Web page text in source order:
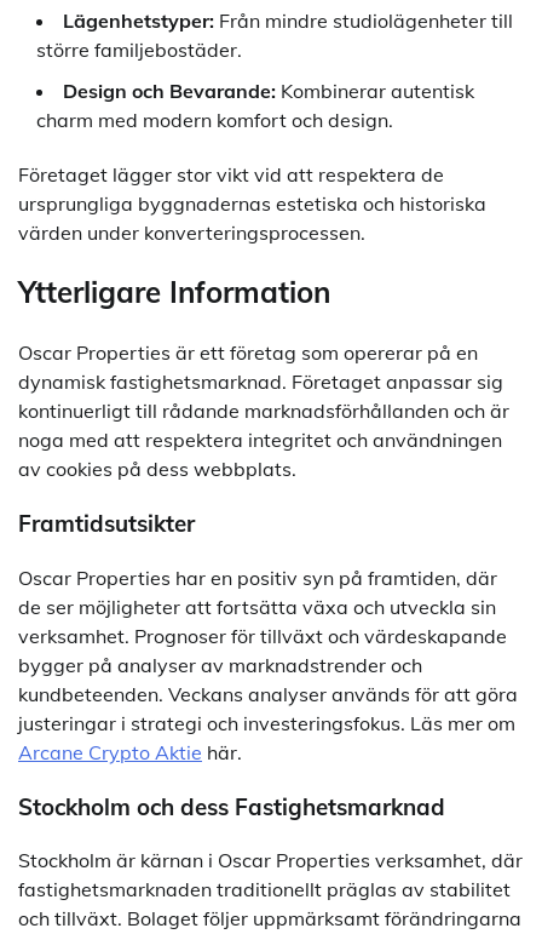
Lägenhetstyper: Från mindre studiolägenheter till
större familjebostäder.
Design och Bevarande: Kombinerar autentisk
charm med modern komfort och design.
Företaget lägger stor vikt vid att respektera de
ursprungliga byggnadernas estetiska och historiska
värden under konverteringsprocessen.
Ytterligare Information
Oscar Properties är ett företag som opererar på en
dynamisk fastighetsmarknad. Företaget anpassar sig
kontinuerligt till rådande marknadsförhållanden och är
noga med att respektera integritet och användningen
av cookies på dess webbplats.
Framtidsutsikter
Oscar Properties har en positiv syn på framtiden, där
de ser möjligheter att fortsätta växa och utveckla sin
verksamhet. Prognoser för tillväxt och värdeskapande
bygger på analyser av marknadstrender och
kundbeteenden. Veckans analyser används för att göra
justeringar i strategi och investeringsfokus. Läs mer om
Arcane Crypto Aktie här.
Stockholm och dess Fastighetsmarknad
Stockholm är kärnan i Oscar Properties verksamhet, där
fastighetsmarknaden traditionellt präglas av stabilitet
och tillväxt. Bolaget följer uppmärksamt förändringarna